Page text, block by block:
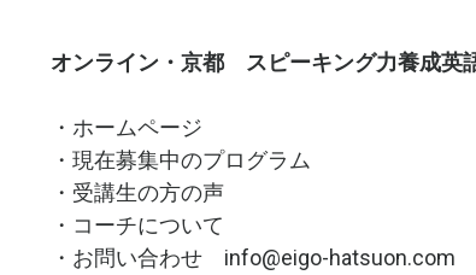
オンライン・京都 スピーキング力養成
・ ホームページ
・ 現在募集中のプログラム
・ 受講生の方の声
・ コーチについて
・お問い合わせ info@eigo-hatsuon.com